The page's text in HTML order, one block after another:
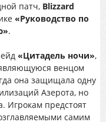
патч, Blizzard
«Руководство по
.
«Цитадель ночи»,
венцом
она защищала одну
Азерота, но
Игрокам предстоят
самим